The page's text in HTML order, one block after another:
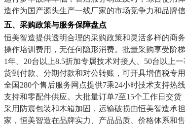
造作为国产源头生产一线厂家的市场竞争力和品牌信
五、采购政策与服务保障盘点
恒美智造提供透明合理的采购政策和灵活多样的商
操作培训费用，无任何隐形消费。批量采购享受阶梯
1年、 20台以上8.5折加专属技术对接人、 50台以上一
货到付款、分期付款和对公转账，可开具增值税专用
全国 280个售后服务网点提供7乘24小时技术支持热
支持和零配件供应。大批量订单7至15个工作日交货
采用防震包装和木箱加固，运输破损由恒美智造承
家，恒美智造在品牌实力、产品品质、价格体系和